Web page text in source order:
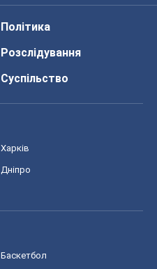
Політика
Розслідування
Суспільство
Харків
Дніпро
Баскетбол